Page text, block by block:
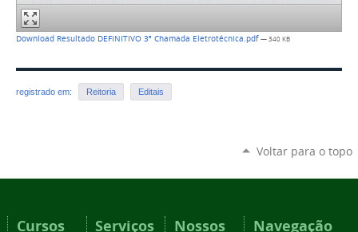
Download Resultado DEFINITIVO 3ª Chamada Eletrotécnica.pdf— 340 KB
registrado em: Reitoria Editais
Voltar para o topo
Cursos Serviços
Nossos
Navegação